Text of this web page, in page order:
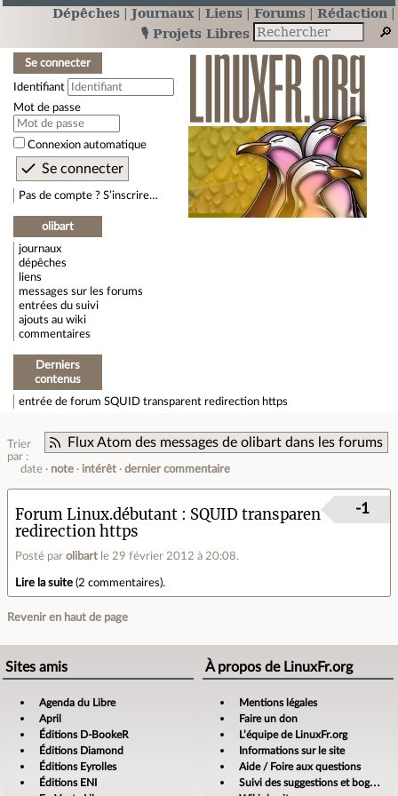
Dépêches Journaux Liens Forums
Rédaction
🎙️ Projets Libres
Se connecter
Identifiant
Mot de passe
Connexion automatique
Pas de compte ? S’inscrire…
olibart
journaux
dépêches
liens
messages sur les forums
entrées du suivi
ajouts au wiki
commentaires
Derniers
contenus
entrée de forum SQUID transparent redirection https
Flux Atom des messages de olibart dans les forums
Trier
par :
date
note intérêt dernier commentaire
Forum Linux.débutant
SQUID transparent
redirection https
Posté par olibart le 29 février 2012 à 20:08.
-1
Lire la suite (2 commentaires).
Revenir en haut de page
Sites amis
Agenda du Libre
April
Éditions D-BookeR
Éditions Diamond
Éditions Eyrolles
Éditions ENI
À propos de LinuxFr.org
Mentions légales
Faire un don
L’équipe de LinuxFr.org
Informations sur le site
Aide / Foire aux questions
Suivi des suggestions et bogues